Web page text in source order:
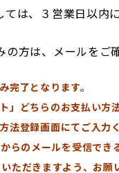
は、３営業日以内
方は、メールをご
完了となります。
」どちらのお支払い方
法登録画面にてご入力
のメールを受信でき
ただきますよう、お願